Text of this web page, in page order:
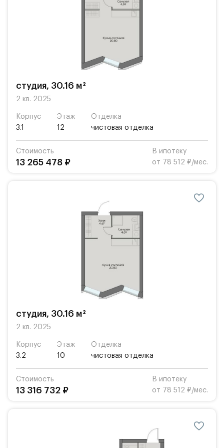
студия, 30.16 м²
2 кв. 2025
Корпус
3.1
Этаж
12
Отделка
чистовая отделка
Стоимость
13 265 478 ₽
В ипотеку
от 78 512 ₽/мес.
студия, 30.16 м²
2 кв. 2025
Корпус
3.2
Этаж
10
Отделка
чистовая отделка
Стоимость
13 316 732 ₽
В ипотеку
от 78 512 ₽/мес.